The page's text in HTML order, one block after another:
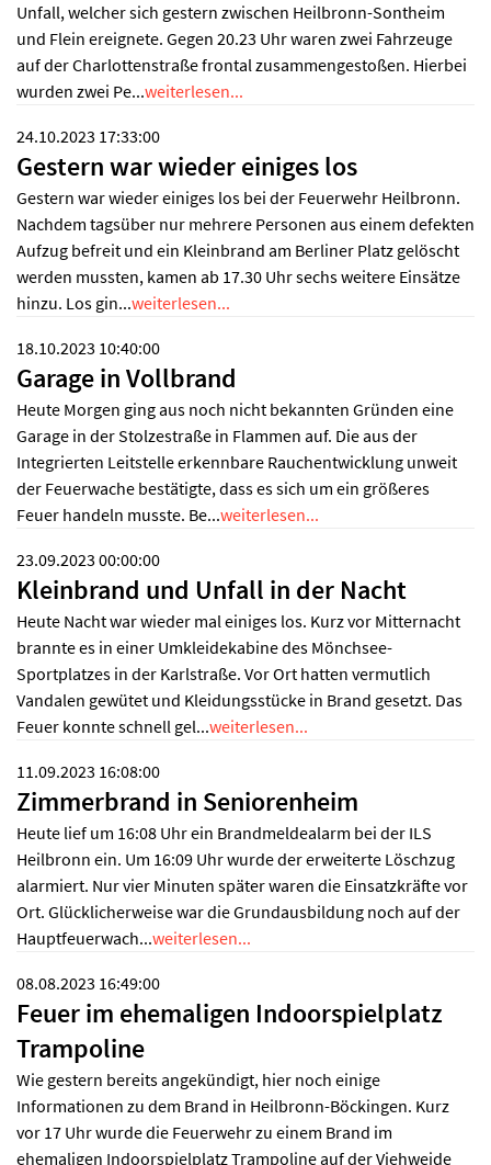
Unfall, welcher sich gestern zwischen Heilbronn-Sontheim
und Flein ereignete. Gegen 20.23 Uhr waren zwei Fahrzeuge
auf der Charlottenstraße frontal zusammengestoßen. Hierbei
wurden zwei Pe...weiterlesen...
24.10.2023 17:33:00
Gestern war wieder einiges los
Gestern war wieder einiges los bei der Feuerwehr Heilbronn.
Nachdem tagsüber nur mehrere Personen aus einem defekten
Aufzug befreit und ein Kleinbrand am Berliner Platz gelöscht
werden mussten, kamen ab 17.30 Uhr sechs weitere Einsätze
hinzu. Los gin...weiterlesen...
18.10.2023 10:40:00
Garage in Vollbrand
Heute Morgen ging aus noch nicht bekannten Gründen eine
Garage in der Stolzestraße in Flammen auf. Die aus der
Integrierten Leitstelle erkennbare Rauchentwicklung unweit
der Feuerwache bestätigte, dass es sich um ein größeres
Feuer handeln musste. Be...weiterlesen...
23.09.2023 00:00:00
Kleinbrand und Unfall in der Nacht
Heute Nacht war wieder mal einiges los. Kurz vor Mitternacht
brannte es in einer Umkleidekabine des Mönchsee-
Sportplatzes in der Karlstraße. Vor Ort hatten vermutlich
Vandalen gewütet und Kleidungsstücke in Brand gesetzt. Das
Feuer konnte schnell gel...weiterlesen...
11.09.2023 16:08:00
Zimmerbrand in Seniorenheim
Heute lief um 16:08 Uhr ein Brandmeldealarm bei der ILS
Heilbronn ein. Um 16:09 Uhr wurde der erweiterte Löschzug
alarmiert. Nur vier Minuten später waren die Einsatzkräfte vor
Ort. Glücklicherweise war die Grundausbildung noch auf der
Hauptfeuerwach...weiterlesen...
08.08.2023 16:49:00
Feuer im ehemaligen Indoorspielplatz
Trampoline
Wie gestern bereits angekündigt, hier noch einige
Informationen zu dem Brand in Heilbronn-Böckingen. Kurz
vor 17 Uhr wurde die Feuerwehr zu einem Brand im
ehemaligen Indoorspielplatz Trampoline auf der Viehweide